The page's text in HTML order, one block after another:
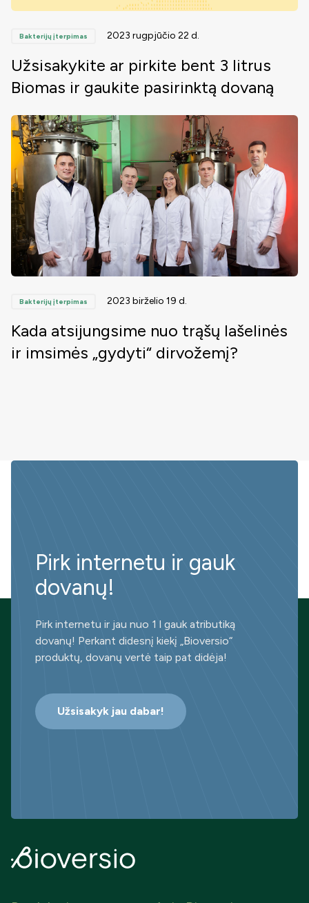
Bakterijų įterpimas 2023 rugpjūčio 22 d.
Užsisakykite ar pirkite bent 3 litrus
Biomas ir gaukite pasirinktą dovaną
Bakterijų įterpimas 2023 birželio 19 d.
Kada atsijungsime nuo trąšų lašelinės
ir imsimės „gydyti“ dirvožemį?
Pirk internetu ir gauk
dovanų!
Pirk internetu ir jau nuo 1 l gauk atributiką
dovanų! Perkant didesnį kiekį „Bioversio“
produktų, dovanų vertė taip pat didėja!
Užsisakyk jau dabar!